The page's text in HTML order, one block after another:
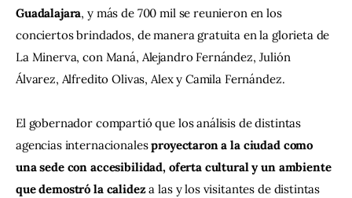
Guadalajara, y más de 700 mil se reunieron en los
conciertos brindados, de manera gratuita en la glorieta de
La Minerva, con Maná, Alejandro Fernández, Julión
Álvarez, Alfredito Olivas, Alex y Camila Fernández.
El gobernador compartió que los análisis de distintas
agencias internacionales proyectaron a la ciudad como
una sede con accesibilidad, oferta cultural y un ambiente
que demostró la calidez a las y los visitantes de distintas